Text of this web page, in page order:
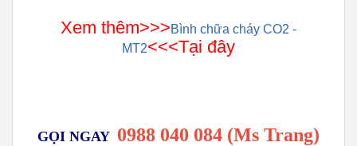
Xem thêm>>>Bình chữa cháy CO2 -
MT2<<<Tại đây
GỌI NGAY 0988 040 084 (Ms Trang)